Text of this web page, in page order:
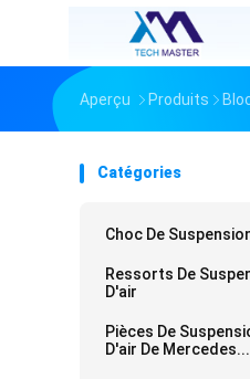
Aperçu Produits
Catégories
Choc De
Ressorts De
D'air
Pièces De
D'air De Mercedes...